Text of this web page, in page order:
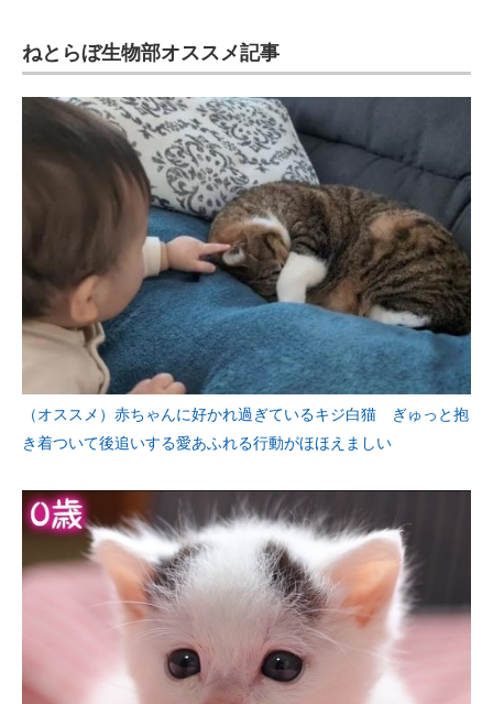
ねとらぼ生物部オススメ記事
（オススメ）赤ちゃんに好かれ過ぎているキジ白猫 ぎゅっと抱
き着ついて後追いする愛あふれる行動がほほえましい